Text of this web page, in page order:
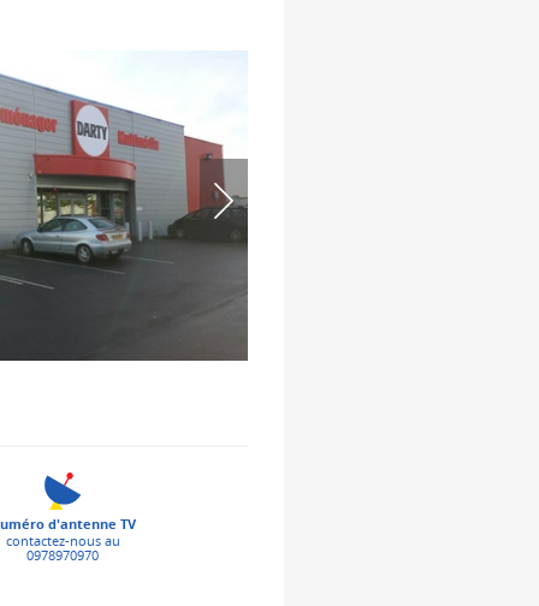
d'antenne TV
contactez-nous au
0978970970